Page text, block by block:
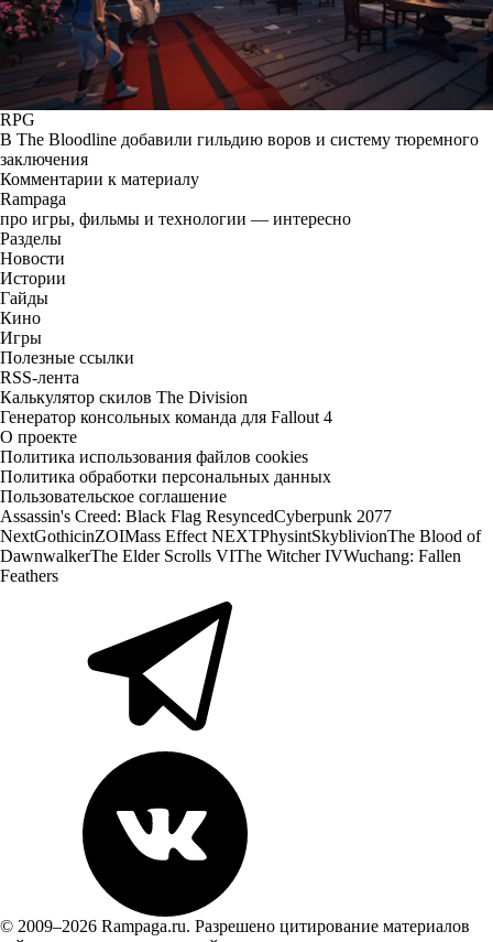
RPG
В The Bloodline добавили гильдию воров и систему тюремного
заключения
Комментарии к материалу
Rampaga
про игры, фильмы и технологии — интересно
Разделы
Новости
Истории
Гайды
Кино
Игры
Полезные ссылки
RSS-лента
Калькулятор скилов The Division
Генератор консольных команда для Fallout 4
О проекте
Политика использования файлов cookies
Политика обработки персональных данных
Пользовательское соглашение
Assassin's Creed: Black Flag ResyncedCyberpunk 2077
NextGothicinZOIMass Effect NEXTPhysintSkyblivionThe Blood of
DawnwalkerThe Elder Scrolls VIThe Witcher IVWuchang: Fallen
Feathers
© 2009–2026 Rampaga.ru. Разрешено цитирование материалов